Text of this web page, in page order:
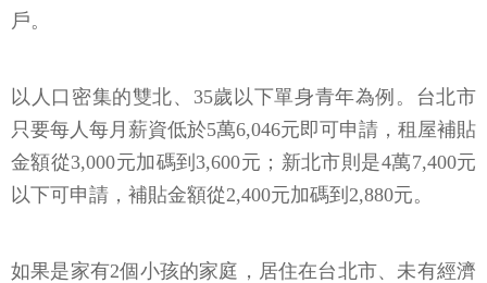
戶。
以人口密集的雙北、35歲以下單身青年為例。台北市
只要每人每月薪資低於5萬6,046元即可申請，租屋補貼
金額從3,000元加碼到3,600元；新北市則是4萬7,400元
以下可申請，補貼金額從2,400元加碼到2,880元。
如果是家有2個小孩的家庭，居住在台北市、未有經濟